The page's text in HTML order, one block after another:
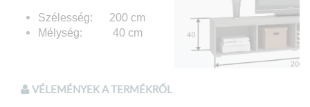
Szélesség: 200 cm
Mélység: 40 cm
VÉLEMÉNYEK A TERMÉKRŐL